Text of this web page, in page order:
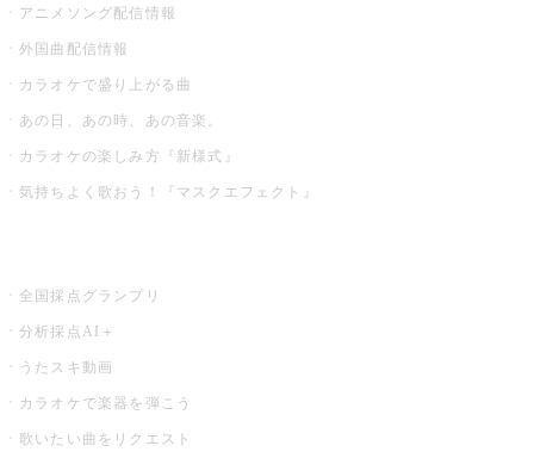
アニメソング配信情報
外国曲配信情報
カラオケで盛り上がる曲
あの日、あの時、あの音楽。
カラオケの楽しみ方『新様式』
気持ちよく歌おう！『マスクエフェクト』
全国採点グランプリ
分析採点AI＋
うたスキ動画
カラオケで楽器を弾こう
歌いたい曲をリクエスト